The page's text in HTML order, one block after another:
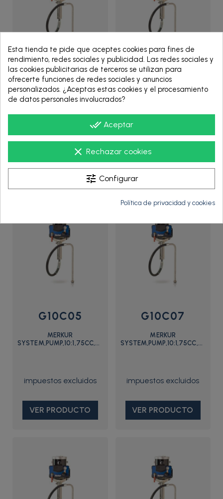
G10C01
MERKUR
SYSTEM,PUMP,10:1,75CC,CART,STD
VER PRODUCTO
G10C03
MERKUR
VER PRODUCTO
G10C05
MERKUR
SYSTEM,PUMP,10:1,75CC,CART,STD
VER PRODUCTO
G10C07
MERKUR
VER PRODUCTO
Esta tienda te pide que aceptes cookies para fines de
rendimiento, redes sociales y publicidad. Las redes sociales y
las cookies publicitarias de terceros se utilizan para
ofrecerte funciones de redes sociales y anuncios
personalizados. ¿Aceptas estas cookies y el procesamiento
de datos personales involucrados?
done_all Aceptar
clear Rechazar cookies
tune Configurar
Política de privacidad y cookies